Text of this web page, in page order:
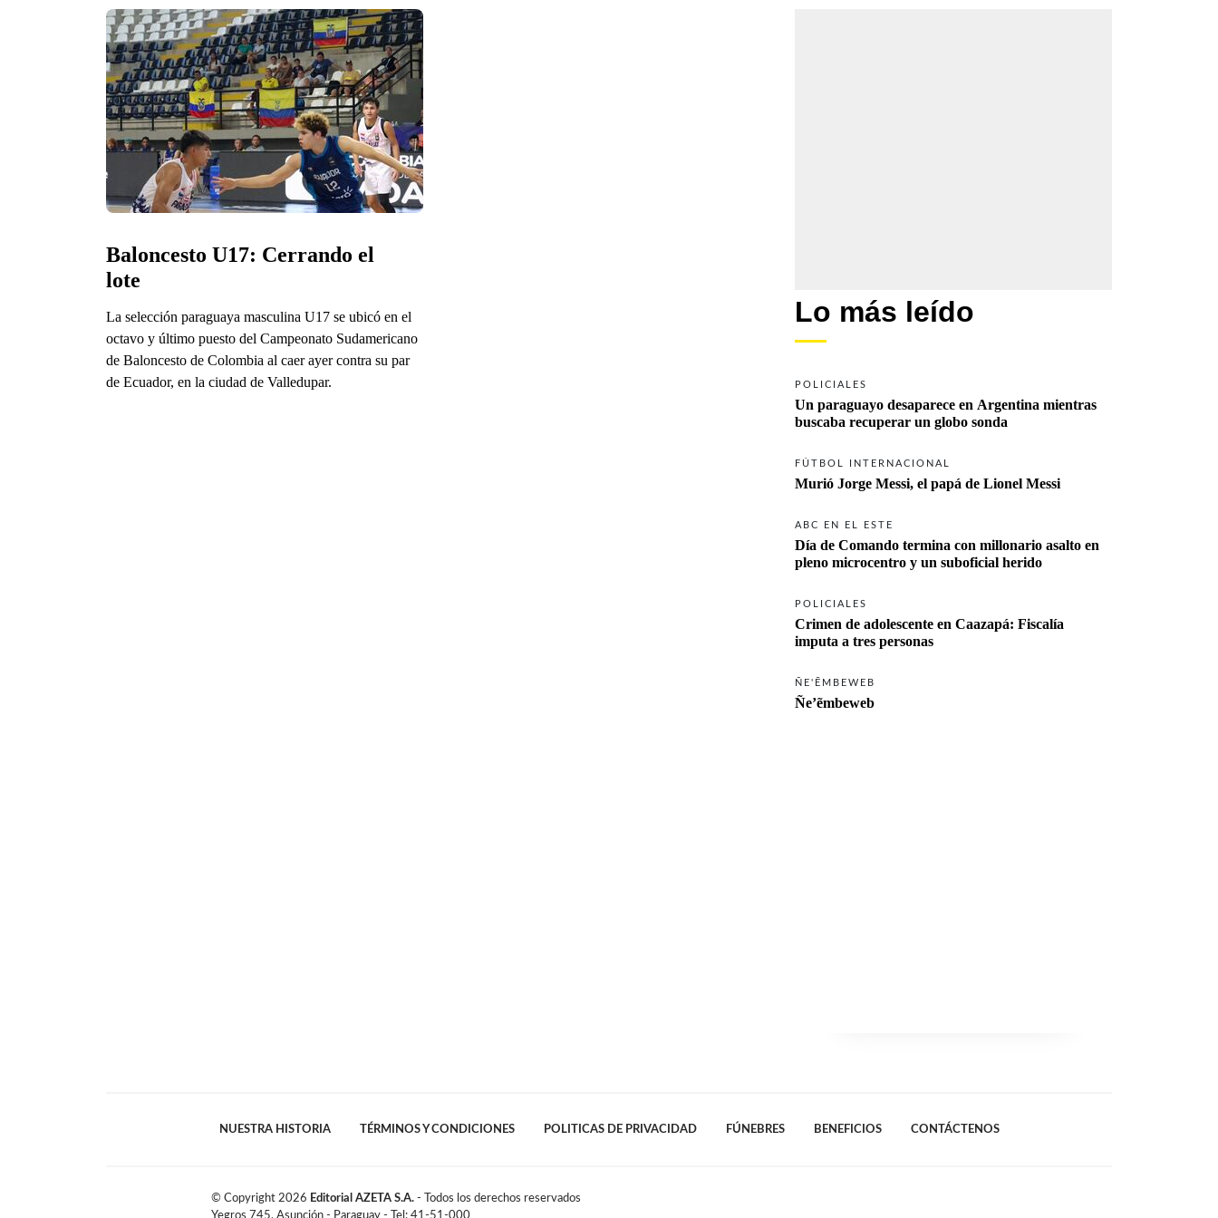
Baloncesto U17: Cerrando el
lote
La selección paraguaya masculina U17 se ubicó en el
octavo y último puesto del Campeonato Sudamericano
de Baloncesto de Colombia al caer ayer contra su par
de Ecuador, en la ciudad de Valledupar.
Lo más leído
POLICIALES
Un paraguayo desaparece en Argentina mientras
FÚTBOL INTERNACIONAL
Murió Jorge Messi, el papá de Lionel Messi
ABC EN EL ESTE
Día de Comando termina con millonario asalto en
pleno microcentro y un suboficial herido
POLICIALES
Crimen de adolescente en Caazapá: Fiscalía
ÑE'ẼMBEWEB
Ñe’ẽmbeweb
NUESTRA HISTORIA TÉRMINOS Y CONDICIONES POLITICAS DE PRIVACIDAD FÚNEBRES BENEFICIOS CONTÁCTENOS
© Copyright 2026 Editorial AZETA S.A. - Todos los derechos reservados
Yegros 745, Asunción - Paraguay - Tel: 41-51-000